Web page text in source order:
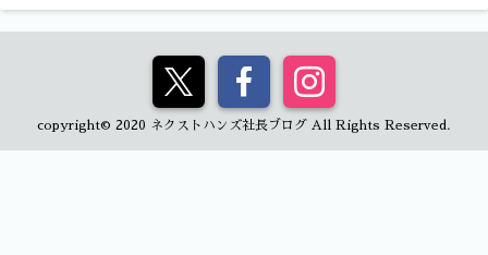
copyright© 2020 ネクストハンズ社長ブログ All Rights Reserved.